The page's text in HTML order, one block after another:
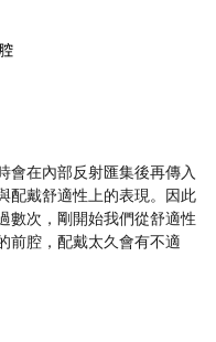
會在內部反射匯集後再傳入
配戴舒適性上的表現。因此
數次，剛開始我們從舒適性
前腔，配戴太久會有不適